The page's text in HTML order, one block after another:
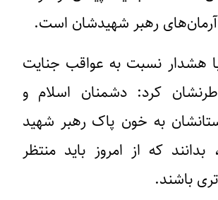
رهبر شهیدشان است.
هشدار نسبت به عواقب جنایت
کرد: دشمنان اسلام و
به خون پاک رهبر شهید
که از امروز باید منتظر
باشند.